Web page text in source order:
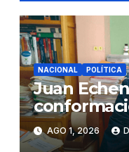
NACIONAL POLÍTICA
Juan
gabinete
Fujimori
AGO 1, 2026